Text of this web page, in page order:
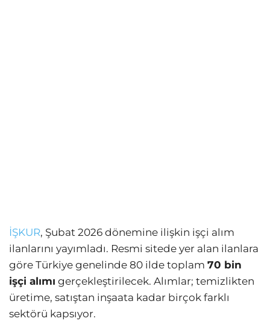
İŞKUR, Şubat 2026 dönemine ilişkin işçi alım
ilanlarını yayımladı. Resmi sitede yer alan ilanlara
göre Türkiye genelinde 80 ilde toplam 70 bin
işçi alımı gerçekleştirilecek. Alımlar; temizlikten
üretime, satıştan inşaata kadar birçok farklı
sektörü kapsıyor.